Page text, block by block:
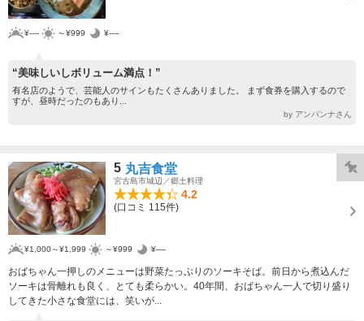
¥---- ～¥999 ¥----
“美味しいしボリューム満点！”
有名店のようで、芸能人のサインもたくさんありました。 まず食券を購入するので
すが、昼時だったのもあり...
by アンパンナさん
5 丸吉食堂
宮古島市城辺／郷土料理
4.2
(口コミ 115件)
¥1,000～¥1,999 ～¥999 ¥----
おばちゃん一押しのメニューは野菜たっぷりのソーキそば。前日から煮込んだ
ソーキは骨離れも良く、とても柔らかい。40年間、おばちゃん一人で切り盛り
してきた小さな食堂には、笑いが...